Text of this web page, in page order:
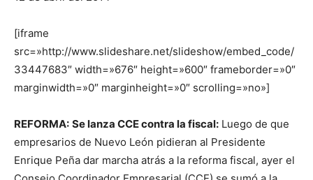
[iframe
src=»http://www.slideshare.net/slideshow/embed_code/
33447683″ width=»676″ height=»600″ frameborder=»0″
marginwidth=»0″ marginheight=»0″ scrolling=»no»]
REFORMA: Se lanza CCE contra la fiscal: Luego de que
empresarios de Nuevo León pidieran al Presidente
Enrique Peña dar marcha atrás a la reforma fiscal, ayer el